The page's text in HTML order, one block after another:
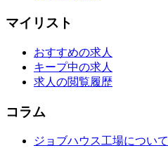
マイリスト
おすすめの求人
キープ中の求人
求人の閲覧履歴
コラム
ジョブハウス工場について